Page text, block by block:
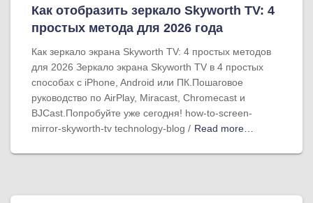
Как отобразить зеркало Skyworth TV: 4
простых метода для 2026 года
Как зеркало экрана Skyworth TV: 4 простых методов
для 2026 Зеркало экрана Skyworth TV в 4 простых
способах с iPhone, Android или ПК.Пошаговое
руководство по AirPlay, Miracast, Chromecast и
BJCast.Попробуйте уже сегодня! how-to-screen-
mirror-skyworth-tv technology-blog / Read more…